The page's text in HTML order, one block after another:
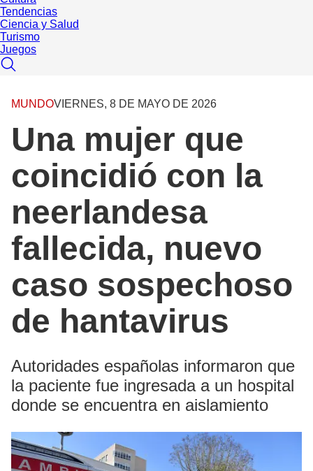
Tendencias
Ciencia y Salud
Turismo
Juegos
MUNDOVIERNES, 8 DE MAYO DE 2026
Una mujer que
coincidió con la
neerlandesa
fallecida, nuevo
caso sospechoso
de hantavirus
Autoridades españolas informaron que
la paciente fue ingresada a un hospital
donde se encuentra en aislamiento